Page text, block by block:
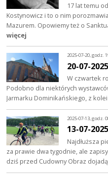
17 lat temu
Kostynowicz i to o nim
Mazurem. Opowiemy też o
więcej
2025-07-20, godz.
20-07-
W czwartek
Podobno dla niektórych
Jarmarku Dominikańskiego, z
2025-07-13, godz.
13-07-
Najdłuższa
za prawie dwa tygodnie, ale
dziś przed Cudowny Obraz